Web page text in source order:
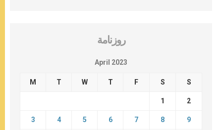
روزنامة
April 2023
M T W T F S S
1 2
3 4 5 6 7 8 9